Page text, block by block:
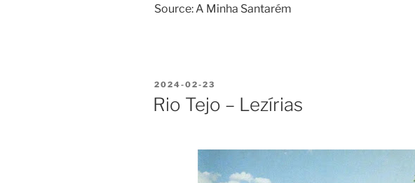
Source: A Minha Santarém
PUBLICADO
EM
2024-02-23
Rio Tejo – Lezírias